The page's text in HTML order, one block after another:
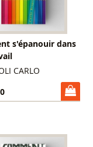
s'épanouir dans
CARLO